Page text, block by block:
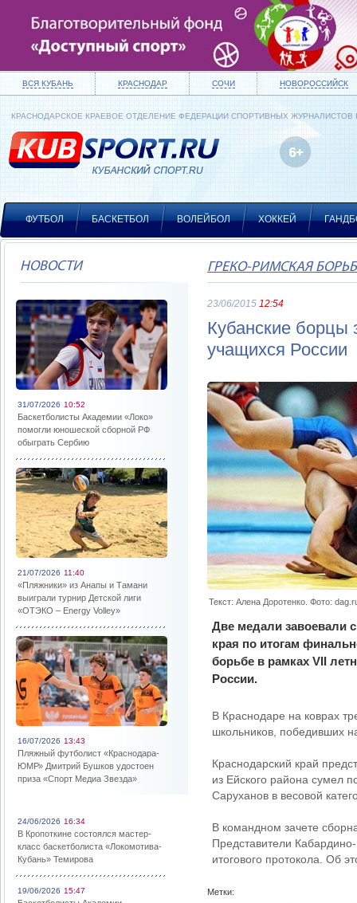
ВСЯ КУБАНЬ КРАСНОДАР СОЧИ НОВОРОССИЙСК
КРАСНОДАРСКОЕ КРАЕВОЕ ОТДЕЛЕНИЕ ФЕДЕРАЦИИ СПОРТИВНЫХ ЖУРНАЛИСТОВ
ФУТБОЛ БАСКЕТБОЛ ВОЛЕЙБОЛ ХОККЕЙ
НОВОСТИ
31/07/2026 10:52
Баскетболисты Академии «Локо»
помогли юношеской сборной РФ
обыграть Сербию
21/07/2026 11:40
«Пляжники» из Анапы и Тамани
выиграли турнир Детской лиги
«ОТЭКО – Energy Volley»
16/07/2026 13:43
Пляжный футболист «Краснодара-
ЮМР» Дмитрий Бушков удостоен
приза «Спорт Медиа Звезда»
24/06/2026 16:34
В Кропоткине состоялся мастер-
класс баскетболиста «Локомотива-
Кубань» Темирова
19/06/2026 15:47
ГРЕКО-РИМСКАЯ
23/06/2015 12:54
Кубанские
учащихся России
Текст: Алена Доротенко. Фото:
Две медали завоевали
края по итогам
борьбе в рамках VII
России.
В Краснодаре на коврах
школьников, победивших
Краснодарский край
из Ейского района сумел
Саруханов в весовой
В командном зачете
Представители
итогового протокола. Об
Метки: